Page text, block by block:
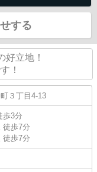
する
好立地！
！
３丁目4-13
歩3分
徒歩7分
徒歩7分